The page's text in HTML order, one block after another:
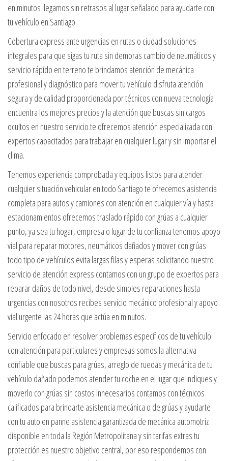
en minutos llegamos sin retrasos al lugar señalado para ayudarte con
tu vehículo en Santiago.
Cobertura express ante urgencias en rutas o ciudad soluciones
integrales para que sigas tu ruta sin demoras cambio de neumáticos y
servicio rápido en terreno te brindamos atención de mecánica
profesional y diagnóstico para mover tu vehículo disfruta atención
segura y de calidad proporcionada por técnicos con nueva tecnología
encuentra los mejores precios y la atención que buscas sin cargos
ocultos en nuestro servicio te ofrecemos atención especializada con
expertos capacitados para trabajar en cualquier lugar y sin importar el
clima.
Tenemos experiencia comprobada y equipos listos para atender
cualquier situación vehicular en todo Santiago te ofrecemos asistencia
completa para autos y camiones con atención en cualquier vía y hasta
estacionamientos ofrecemos traslado rápido con grúas a cualquier
punto, ya sea tu hogar, empresa o lugar de tu confianza tenemos apoyo
vial para reparar motores, neumáticos dañados y mover con grúas
todo tipo de vehículos evita largas filas y esperas solicitando nuestro
servicio de atención express contamos con un grupo de expertos para
reparar daños de todo nivel, desde simples reparaciones hasta
urgencias con nosotros recibes servicio mecánico profesional y apoyo
vial urgente las 24 horas que actúa en minutos.
Servicio enfocado en resolver problemas específicos de tu vehículo
con atención para particulares y empresas somos la alternativa
confiable que buscas para grúas, arreglo de ruedas y mecánica de tu
vehículo dañado podemos atender tu coche en el lugar que indiques y
moverlo con grúas sin costos innecesarios contamos con técnicos
calificados para brindarte asistencia mecánica o de grúas y ayudarte
con tu auto en panne asistencia garantizada de mecánica automotriz
disponible en toda la Región Metropolitana y sin tarifas extras tu
protección es nuestro objetivo central, por eso respondemos con